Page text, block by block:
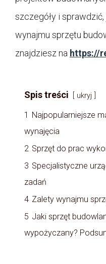
szczegóły i
wynajmu sprzętu
znajdziesz na https://
Spis treści ukryj
1 Najpopularniejsze
wynajęcia
2 Sprzęt do prac
3 Specjalistyczne
zadań
4 Zalety wynajmu
5 Jaki sprzęt
wypożyczany?